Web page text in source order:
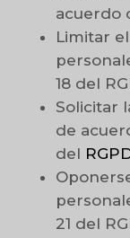
acuerdo
Limitar
18 del
Solicitar
de
del
21 del